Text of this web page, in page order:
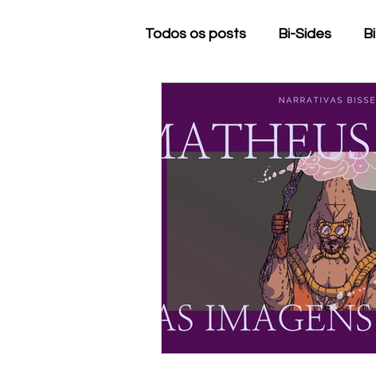
Todos os posts Bi-Sides
Apagamento bissexual
Trans Negritude
Dani Vas
Kaique Fontes Nanda
Wesley Torres Rodrigues